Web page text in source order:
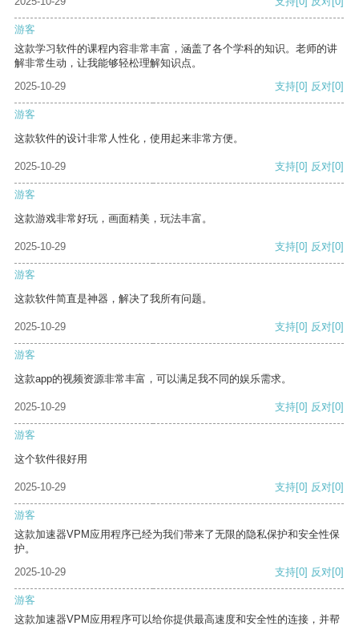
游客
这款学习软件的课程内容非常丰富，涵盖了各个学科的知识。老师的讲
解非常生动，让我能够轻松理解知识点。
2025-10-29
支持[0] 反对[0]
游客
这款软件的设计非常人性化，使用起来非常方便。
2025-10-29 支持[0] 反对[0]
游客
这款游戏非常好玩，画面精美，玩法丰富。
2025-10-29 支持[0] 反对[0]
游客
这款软件简直是神器，解决了我所有问题。
2025-10-29 支持[0] 反对[0]
游客
这款app的视频资源非常丰富，可以满足我不同的娱乐需求。
2025-10-29 支持[0] 反对[0]
游客
这个软件很好用
2025-10-29 支持[0] 反对[0]
游客
这款加速器VPM应用程序已经为我们带来了无限的隐私保护和安全性保
护。
2025-10-29
支持[0] 反对[0]
游客
这款加速器VPM应用程序可以给你提供最高速度和安全性的连接，并帮